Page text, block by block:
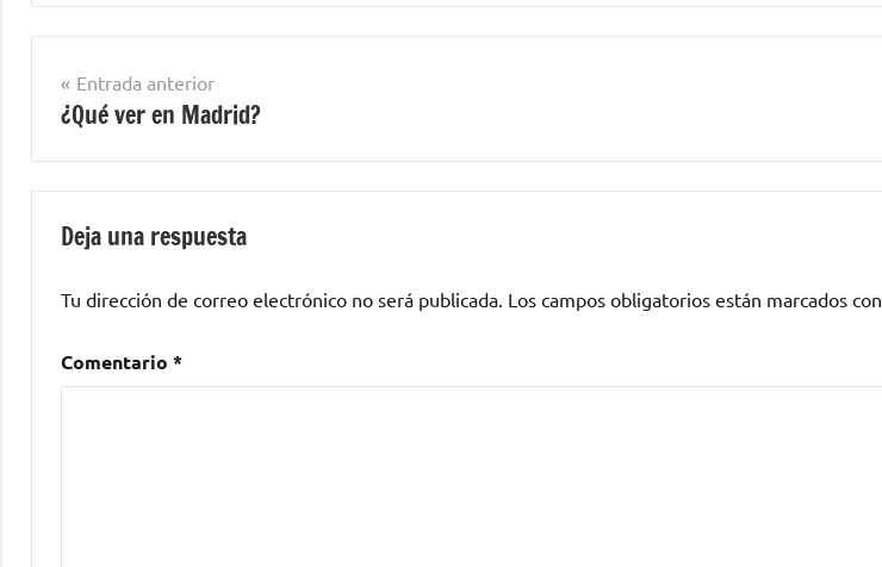
Navegación
de
entradas
Entrada anterior
¿Qué ver en Madrid?
Deja una respuesta
Tu dirección de correo electrónico no será publicada. Los campos obligatorios están marcados con
Comentario *